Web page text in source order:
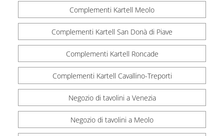
Complementi Kartell Meolo
Complementi Kartell San Donà di Piave
Complementi Kartell Roncade
Complementi Kartell Cavallino-Treporti
Negozio di tavolini a Venezia
Negozio di tavolini a Meolo